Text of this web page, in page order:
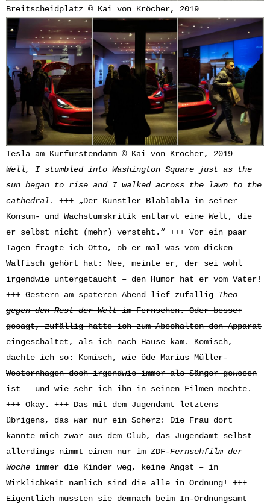
Breitscheidplatz © Kai von Kröcher, 2019
Tesla am Kurfürstendamm © Kai von Kröcher, 2019
Well, I stumbled into Washington Square just as the
sun began to rise and I walked across the lawn to the
cathedral . +++ „Der Künstler Blablabla in seiner
Konsum- und Wachstumskritik entlarvt eine Welt, die
er selbst nicht (mehr) versteht.“ +++ Vor ein paar
Tagen fragte ich Otto, ob er mal was vom dicken
Walfisch gehört hat: Nee, meinte er, der sei wohl
irgendwie untergetaucht – den Humor hat er vom Vater!
+++ Gestern am späteren Abend lief zufälligTheo
gegen den Rest der Weltim Fernsehen. Oder besser
gesagt, zufällig hatte ich zum Abschalten den Apparat
eingeschaltet, als ich nach Hause kam. Komisch,
dachte ich so: Komisch, wie öde Marius Müller-
Westernhagen doch irgendwie immer als Sänger gewesen
ist – und wie sehr ich ihn in seinen Filmen mochte.
+++ Okay. +++ Das mit dem Jugendamt letztens
übrigens, das war nur ein Scherz: Die Frau dort
kannte mich zwar aus dem Club, das Jugendamt selbst
allerdings nimmt einem nur im ZDF-Fernsehfilm der
Woche immer die Kinder weg, keine Angst – in
Wirklichkeit nämlich sind die alle in Ordnung! +++
Eigentlich müssten sie demnach beim In-Ordnungsamt